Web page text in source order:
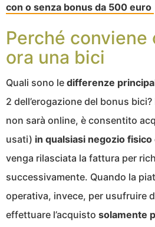
con o senza bonus da 500 euro
Perché conviene
ora una bici
Quali sono le differenze
2 dell’erogazione del bonus
non sarà online, è consentito
usati) in qualsiasi negozio fisico
venga rilasciata la fattura per
successivamente. Quando la
operativa, invece, per usufruire
effettuare l’acquisto solamente